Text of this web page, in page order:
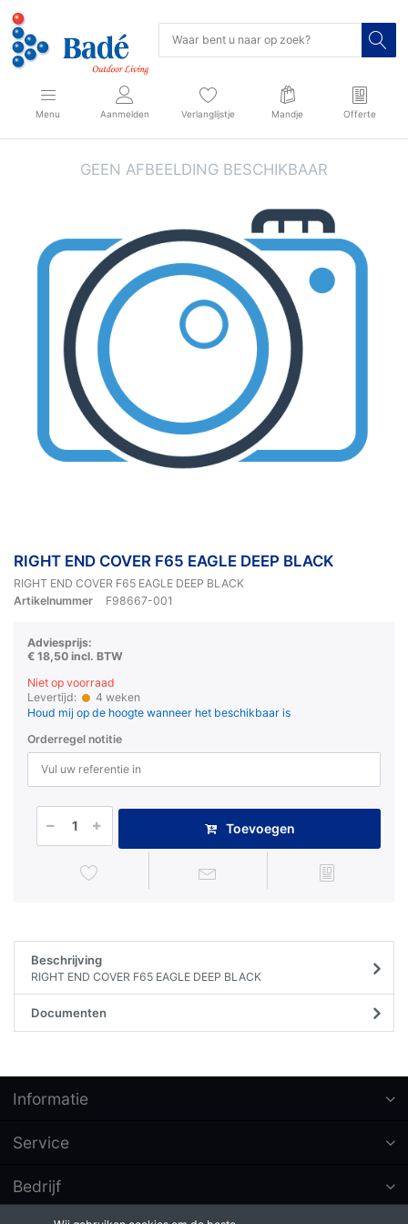
Menu Aanmelden Verlanglijstje Mandje Offerte
RIGHT END COVER F65 EAGLE DEEP BLACK
RIGHT END COVER F65 EAGLE DEEP BLACK
Artikelnummer
F98667-001
Adviesprijs:
€ 18,50 incl. BTW
Niet op voorraad
Levertijd:
4 weken
Houd mij op de hoogte wanneer het beschikbaar is
Orderregel notitie
Toevoegen
Beschrijving
RIGHT END COVER F65 EAGLE DEEP BLACK
Documenten
Informatie
Service
Bedrijf